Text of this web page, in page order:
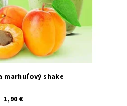
marhuľový shake
1,90 €